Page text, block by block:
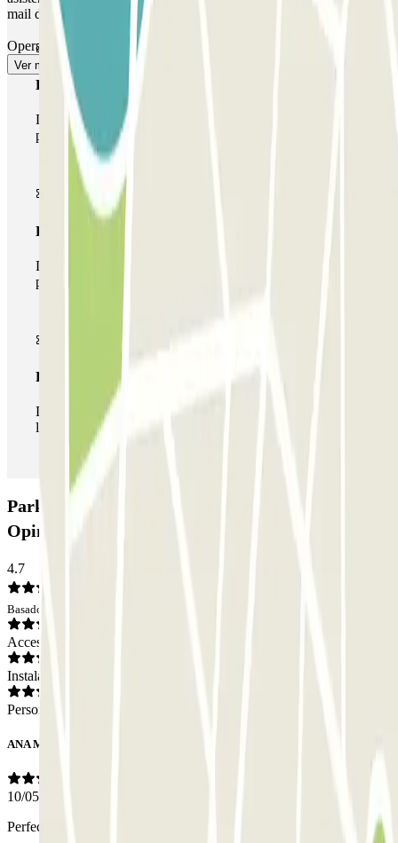
mail de check-in al personal de apoyo.
Operamos siempre en la terminal de Salidas (entrega y recogida).
Ver más
Pase básico
Durante tu estancia podrás entrar y salir una única vez al
parking
Pase multiparking
Durante tu estancia podrás hacer uso de toda la red de
parkings de este operador disponibles en Parclick.
Pase ilimitado
Durante tu estancia podrás entrar y salir del parking todas
las veces que quieras.
Parking Aparcamadrid Valet - Ave Atocha:
Opiniones
4.7
Basado en 2 opiniones
Acceso
Instalaciones
Personal
ANA MARIA
10/05/2024
Perfecto servicio, puntual y de confianza Repetiré seguro